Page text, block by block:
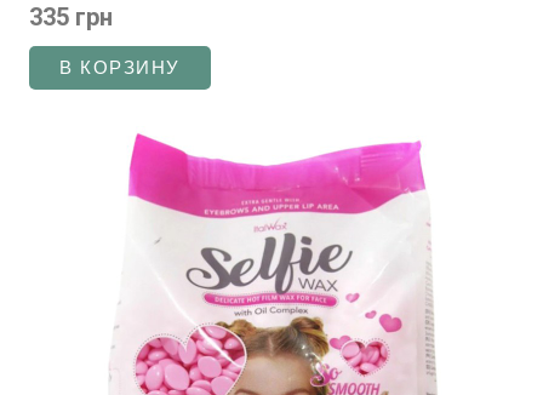
335 грн